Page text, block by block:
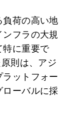
負荷の高い地
フラの大規
特に重要で
則は、アジ
ットフォー
ローバルに採